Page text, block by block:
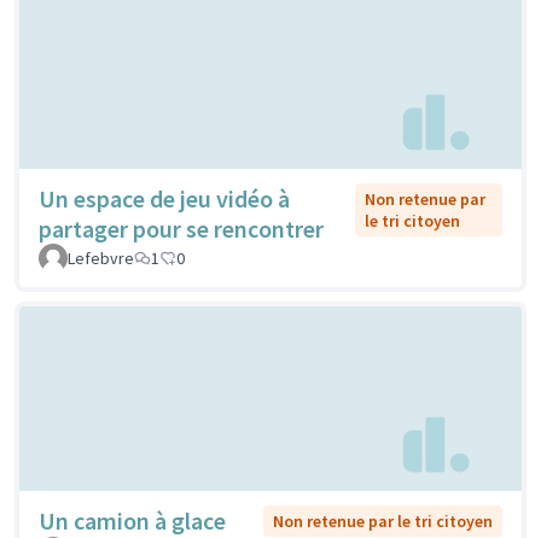
Un espace de jeu vidéo à
partager pour se rencontrer
Non retenue par
le tri citoyen
Lefebvre
1 0
Un camion à glace
Non retenue par le tri citoyen